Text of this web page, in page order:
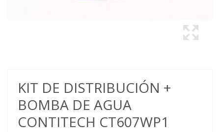
KIT DE DISTRIBUCIÓN +
BOMBA DE AGUA
CONTITECH CT607WP1